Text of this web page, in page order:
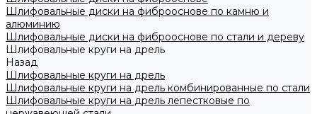
Шлифовальные диски на фиброоснове по камню и
алюминию
Шлифовальные диски на фиброоснове по стали и дереву
Шлифовальные круги на дрель
Назад
Шлифовальные круги на дрель
Шлифовальные круги на дрель комбинированные по стали
Шлифовальные круги на дрель лепестковые по